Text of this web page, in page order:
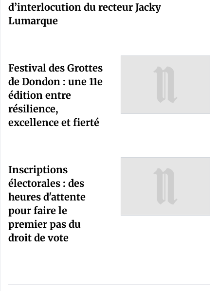
d’interlocution du recteur Jacky
Lumarque
Festival des Grottes
de Dondon : une 11e
édition entre
résilience,
excellence et fierté
Inscriptions
électorales : des
heures d'attente
pour faire le
premier pas du
droit de vote